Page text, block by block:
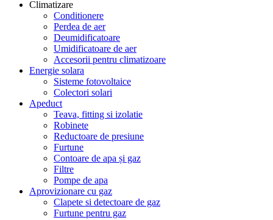
Climatizare
Conditionere
Perdea de aer
Deumidificatoare
Umidificatoare de aer
Accesorii pentru climatizoare
Energie solara
Sisteme fotovoltaice
Colectori solari
Apeduct
Teava, fitting si izolatie
Robinete
Reductoare de presiune
Furtune
Contoare de apa și gaz
Filtre
Pompe de apa
Aprovizionare cu gaz
Clapete si detectoare de gaz
Furtune pentru gaz